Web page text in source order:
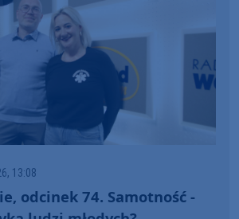
13:08
odcinek 74. Samotność -